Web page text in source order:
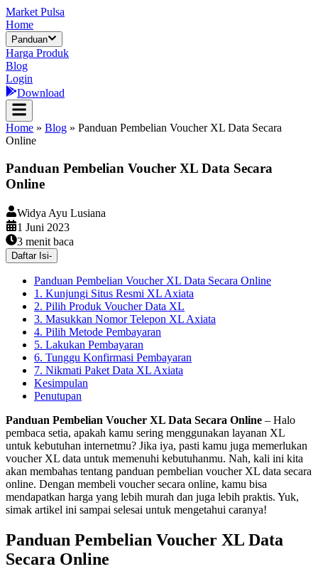
Market Pulsa
Home
Panduan
Harga Produk
Blog
Login
Download
Home » Blog » Panduan Pembelian Voucher XL Data Secara
Online
Panduan Pembelian Voucher XL Data Secara
Online
Widya Ayu Lusiana
1 Juni 2023
3 menit baca
Daftar Isi-
Panduan Pembelian Voucher XL Data Secara Online
1. Kunjungi Situs Resmi XL Axiata
2. Pilih Produk Voucher Data XL
3. Masukkan Nomor Telepon XL Axiata
4. Pilih Metode Pembayaran
5. Lakukan Pembayaran
6. Tunggu Konfirmasi Pembayaran
7. Nikmati Paket Data XL Axiata
Kesimpulan
Penutupan
Panduan Pembelian Voucher XL Data Secara Online – Halo
pembaca setia, apakah kamu sering menggunakan layanan XL
untuk kebutuhan internetmu? Jika iya, pasti kamu juga memerlukan
voucher XL data untuk memenuhi kebutuhanmu. Nah, kali ini kita
akan membahas tentang panduan pembelian voucher XL data secara
online. Dengan membeli voucher secara online, kamu bisa
mendapatkan harga yang lebih murah dan juga lebih praktis. Yuk,
simak artikel ini sampai selesai untuk mengetahui caranya!
Panduan Pembelian Voucher XL Data
Secara Online